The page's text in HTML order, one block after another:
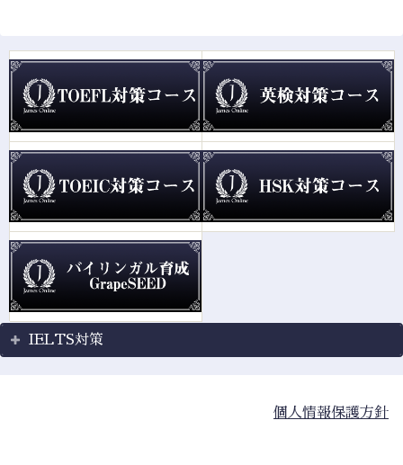
IELTS対策
個人情報保護方針